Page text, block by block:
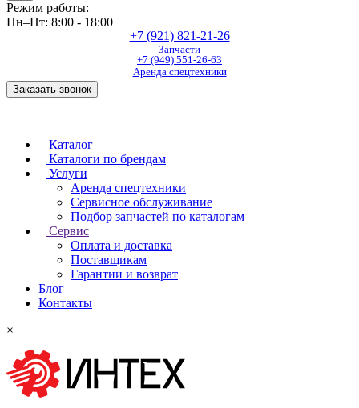
Режим работы:
Пн–Пт: 8:00 - 18:00
+7 (921) 821-21-26
Запчасти
+7 (949) 551-26-63
Аренда спецтехники
Заказать звонок
Каталог
Каталоги по брендам
Услуги
Аренда спецтехники
Сервисное обслуживание
Подбор запчастей по каталогам
Сервис
Оплата и доставка
Поставщикам
Гарантии и возврат
Блог
Контакты
×